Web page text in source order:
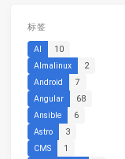
标签
AI
10
Almalinux
2
Android
7
Angular
68
Ansible
6
Astro
3
CMS
1